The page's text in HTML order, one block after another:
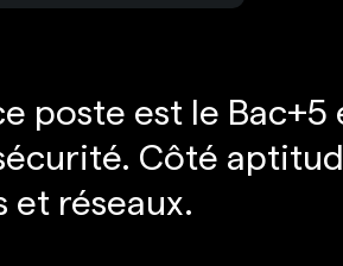
poste est le Bac+5
Côté
et réseaux.